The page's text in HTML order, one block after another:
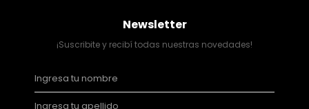
Newsletter
¡Suscribite y recibí todas nuestras novedades!